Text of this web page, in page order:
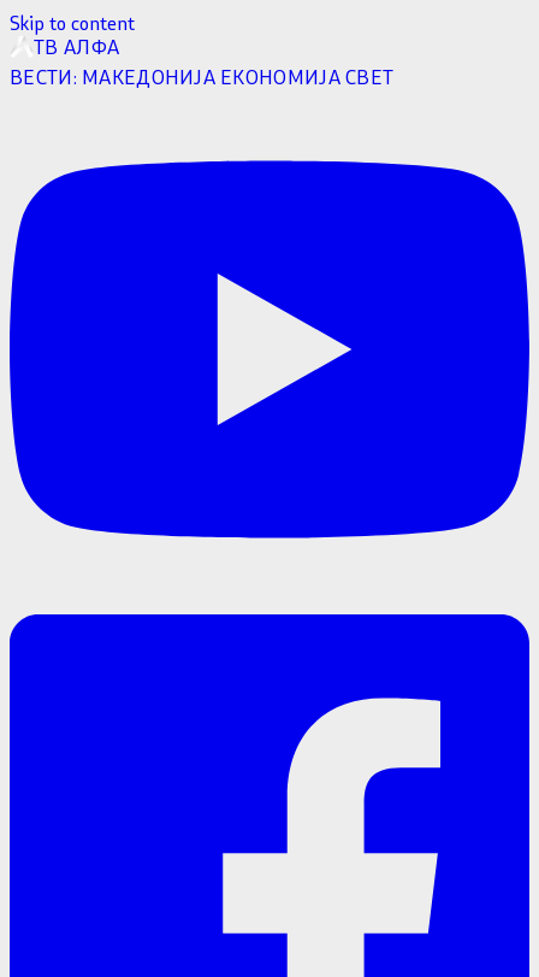
Skip to content
ТВ АЛФА
ВЕСТИ: МАКЕДОНИЈА ЕКОНОМИЈАСВЕТ